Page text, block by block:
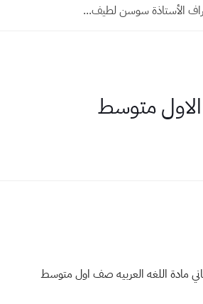
الأستاذة سوسن لطيف...
الاول متوسط
مادة اللغه العربيه صف اول متوسط